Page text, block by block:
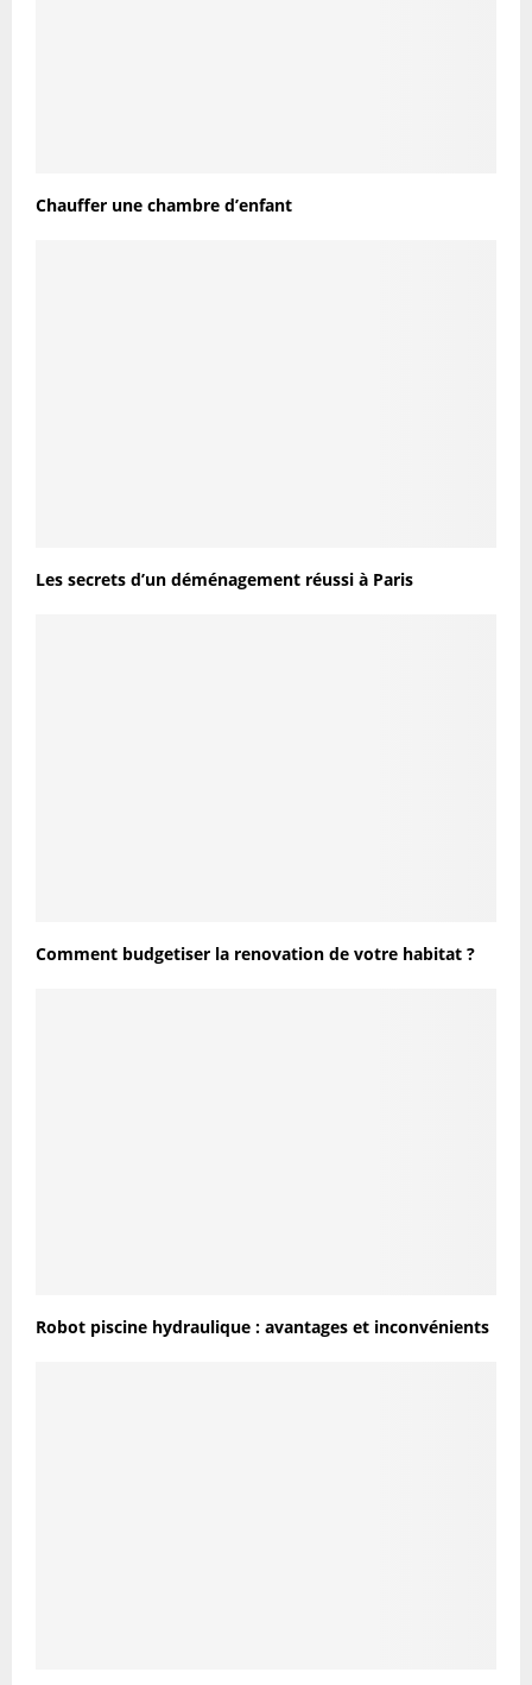
Chauffer une chambre d’enfant
Les secrets d’un déménagement réussi à Paris
Comment budgetiser la renovation de votre habitat ?
Robot piscine hydraulique : avantages et inconvénients